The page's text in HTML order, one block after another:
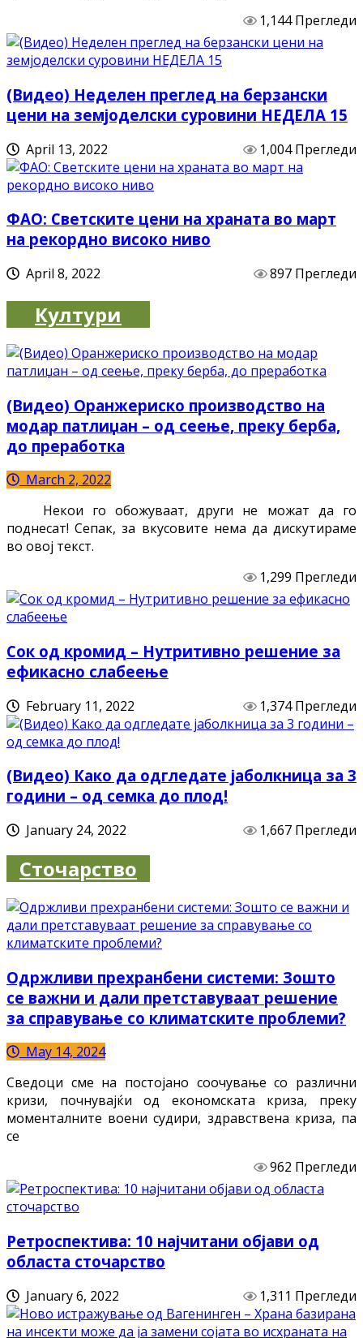
1,144 Прегледи
(Видео) Неделен преглед на берзански
цени на земјоделски суровини НЕДЕЛА 15
April 13, 2022 1,004 Прегледи
ФАО: Светските цени на храната во март
на рекордно високо ниво
April 8, 2022 897 Прегледи
Култури
(Видео) Оранжериско производство на
модар патлиџан – од сеење, преку берба,
до преработка
March 2, 2022
Некои го обожуваат, други не можат да го
поднесат! Сепак, за вкусовите нема да дискутираме
во овој текст.
1,299 Прегледи
Сок од кромид – Нутритивно решение за
ефикасно слабеење
February 11, 2022 1,374 Прегледи
(Видео) Како да одгледате јаболкница за 3
години – од семка до плод!
January 24, 2022 1,667 Прегледи
Сточарство
Одржливи прехранбени системи: Зошто
се важни и дали претставуваат решение
за справување со климатските проблеми?
May 14, 2024
Сведоци сме на постојано соочување со различни
кризи, почнувајќи од економската криза, преку
моменталните воени судири, здравствена криза, па
се
962 Прегледи
Ретроспектива: 10 најчитани објави од
областа сточарство
January 6, 2022 1,311 Прегледи